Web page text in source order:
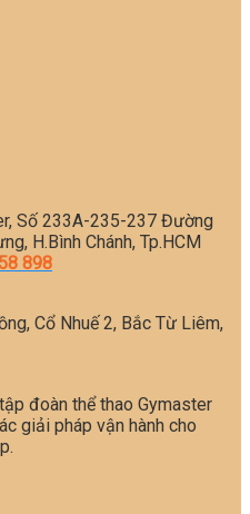
Số 233A-235-237 Đường
H.Bình Chánh, Tp.HCM
898
Cổ Nhuế 2, Bắc Từ Liêm,
đoàn thể thao Gymaster
giải pháp vận hành cho